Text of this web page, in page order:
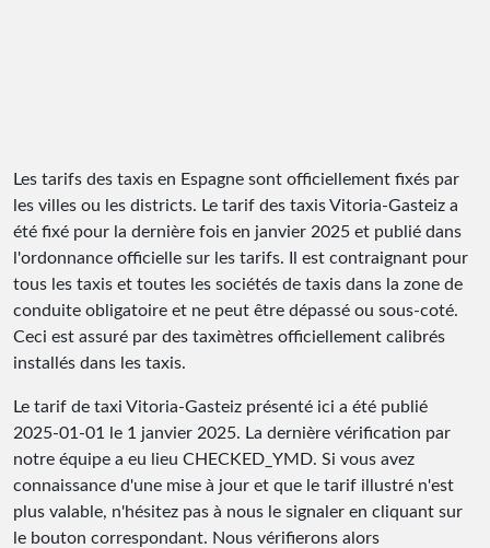
Les tarifs des taxis en Espagne sont officiellement fixés par
les villes ou les districts. Le tarif des taxis Vitoria-Gasteiz a
été fixé pour la dernière fois en janvier 2025 et publié dans
l'ordonnance officielle sur les tarifs. Il est contraignant pour
tous les taxis et toutes les sociétés de taxis dans la zone de
conduite obligatoire et ne peut être dépassé ou sous-coté.
Ceci est assuré par des taximètres officiellement calibrés
installés dans les taxis.
Le tarif de taxi Vitoria-Gasteiz présenté ici a été publié
2025-01-01
le 1 janvier 2025. La dernière vérification par
notre équipe a eu lieu CHECKED_YMD. Si vous avez
connaissance d'une mise à jour et que le tarif illustré n'est
plus valable, n'hésitez pas à nous le signaler en cliquant sur
le bouton correspondant. Nous vérifierons alors